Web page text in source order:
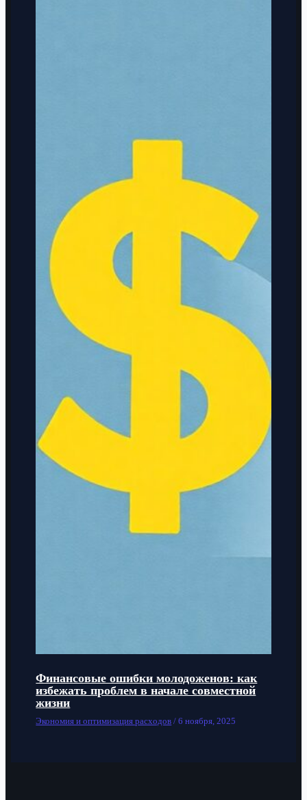
Финансовые ошибки молодоженов: как
избежать проблем в начале совместной
жизни
Экономия и оптимизация расходов /6 ноября, 2025